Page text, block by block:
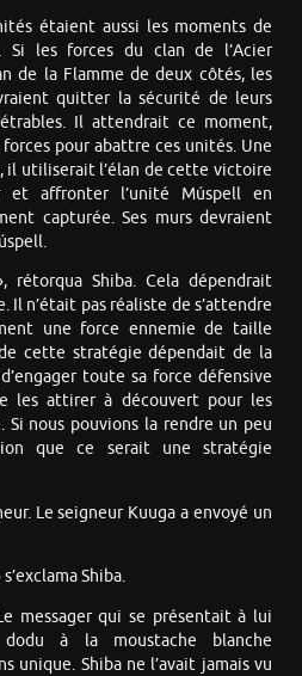
étaient aussi les moments de
Si les forces du clan de l’Acier
de la Flamme de deux côtés, les
quitter la sécurité de leurs
Il attendrait ce moment,
pour abattre ces unités. Une
il utiliserait l’élan de cette victoire
et affronter l’unité Múspell en
capturée. Ses murs devraient
Shiba. Cela dépendrait
Il n’était pas réaliste de s’attendre
une force ennemie de taille
cette stratégie dépendait de la
toute sa force défensive
les attirer à découvert pour les
Si nous pouvions la rendre un peu
que ce serait une stratégie
Le seigneur Kuuga a envoyé un
Shiba.
messager qui se présentait à lui
à la moustache blanche
unique. Shiba ne l’avait jamais vu